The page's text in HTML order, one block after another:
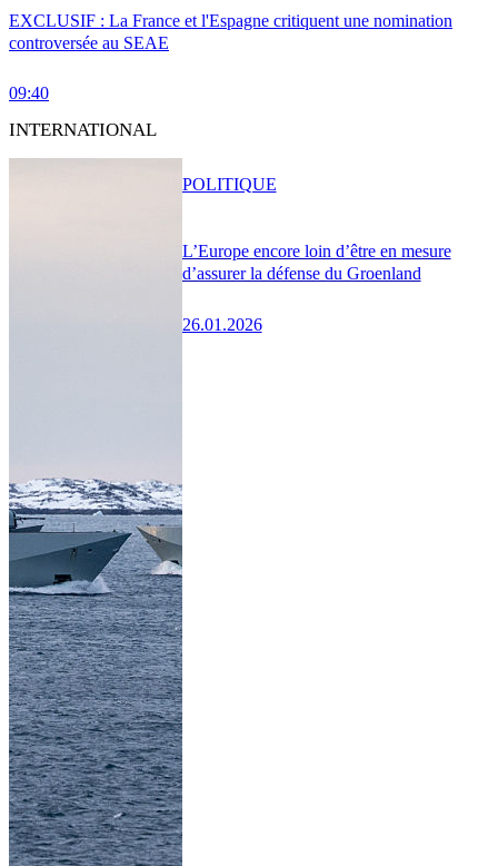
EXCLUSIF : La France et l'Espagne critiquent une nomination
controversée au SEAE
09:40
INTERNATIONAL
L’Europe encore loin d’être en mesure
d’assurer la défense du Groenland
26.01.2026
POLITIQUE